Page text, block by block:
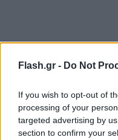
Flash.gr - Do Not
If you wish to opt-out of
processing of your
targeted advertising by
section to confirm your